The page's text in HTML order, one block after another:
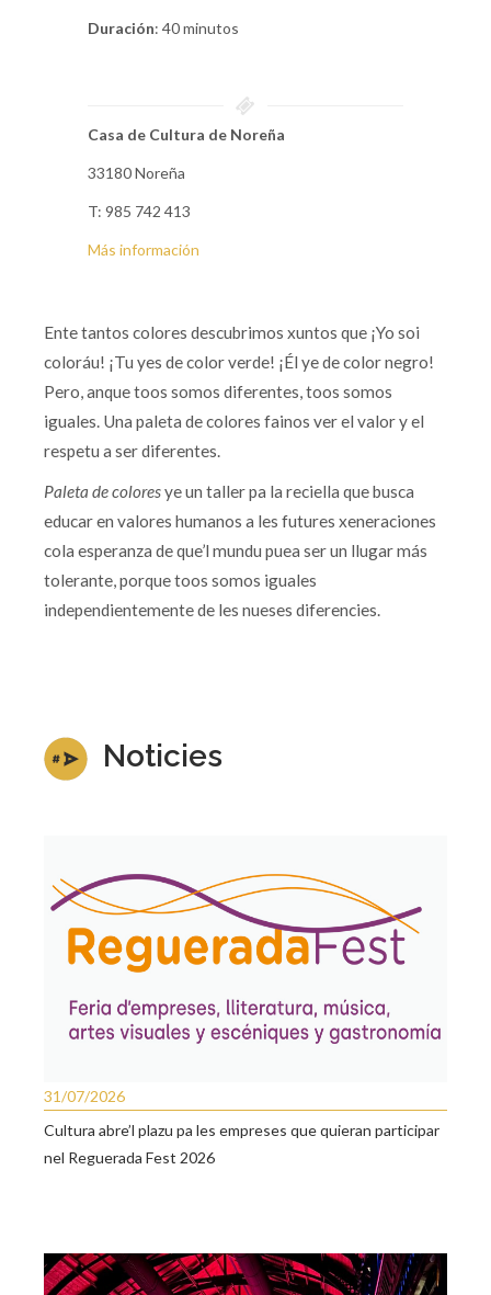
Duración: 40 minutos
Casa de Cultura de Noreña
33180 Noreña
T: 985 742 413
Más información
Ente tantos colores descubrimos xuntos que ¡Yo soi
coloráu! ¡Tu yes de color verde! ¡Él ye de color negro!
Pero, anque toos somos diferentes, toos somos
iguales. Una paleta de colores fainos ver el valor y el
respetu a ser diferentes.
Paleta de coloresye un taller pa la reciella que busca
educar en valores humanos a les futures xeneraciones
cola esperanza de que’l mundu puea ser un llugar más
tolerante, porque toos somos iguales
independientemente de les nueses diferencies.
Noticies
31/07/2026
Cultura abre’l plazu pa les empreses que quieran participar
nel Reguerada Fest 2026